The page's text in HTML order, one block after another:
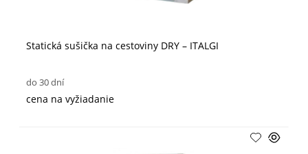
Statická sušička na cestoviny DRY – ITALGI
do 30 dní
cena na vyžiadanie